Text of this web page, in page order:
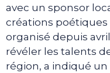
avec un sponsor
créations poétiques
organisé depuis
révéler les talents
région, a indiqué